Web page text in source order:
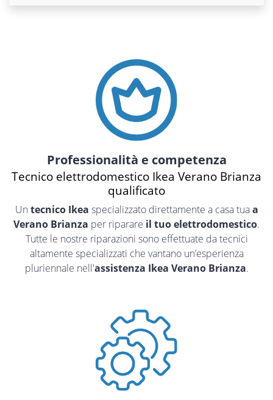
Professionalità e competenza
Tecnico elettrodomestico Ikea Verano Brianza
qualificato
Un tecnico Ikea specializzato direttamente a casa tuaa
Verano Brianza per riparare il tuo elettrodomestico.
Tutte le nostre riparazioni sono effettuate da tecnici
altamente specializzati che vantano un’esperienza
pluriennale nell'assistenza Ikea Verano Brianza.